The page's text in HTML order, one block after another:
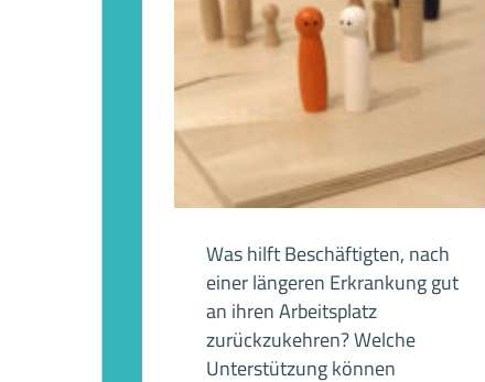
Was hilft Beschäftigten, nach
einer längeren Erkrankung gut
an ihren Arbeitsplatz
zurückzukehren? Welche
Unterstützung können